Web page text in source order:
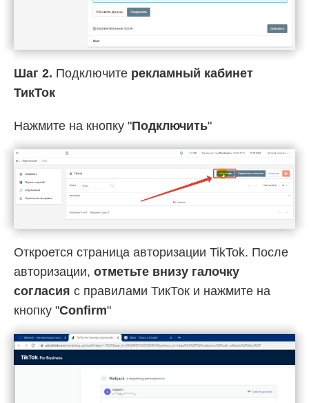
Шаг 2. Подключите рекламный кабинет
ТикТок
Нажмите на кнопку "Подключить"
Откроется страница авторизации TikTok. После
авторизации, отметьте внизу галочку
согласия с правилами ТикТок и нажмите на
кнопку "Confirm"